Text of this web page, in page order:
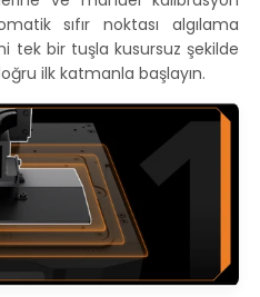
sıfır noktası algılama
tek bir tuşla kusursuz şekilde
ilk katmanla başlayın.